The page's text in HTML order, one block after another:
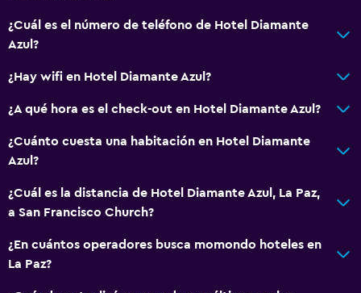
Seguridad las 24 horas
Cámaras CCTV en zonas comunes
Traslado al aeropuerto (con cargos)
TV de pantalla plana
¿Cuál es el número de teléfono de Hotel Diamante
Azul?
¿Hay wifi en Hotel Diamante Azul?
¿A qué hora es el check-out en Hotel Diamante Azul?
¿Cuánto cuesta una habitación en Hotel Diamante
Azul?
¿Cuál es la distancia de Hotel Diamante Azul, La Paz,
a San Francisco Church?
¿En cuántos operadores busca momondo hoteles en
La Paz?